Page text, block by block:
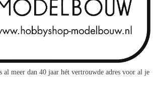
al meer dan 40 jaar hét vertrouwde adres voor al je